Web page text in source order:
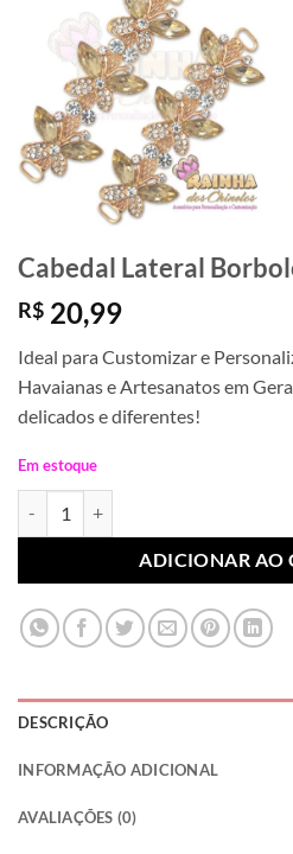
Cabedal Lateral
R$ 20,99
Ideal para Customizar e
Havaianas e Artesanatos em
delicados e diferentes!
Em estoque
ADICIONAR AO
DESCRIÇÃO
INFORMAÇÃO ADICIONAL
AVALIAÇÕES (0)